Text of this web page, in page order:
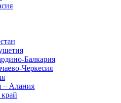
Балкария
Черкесия
– Алания